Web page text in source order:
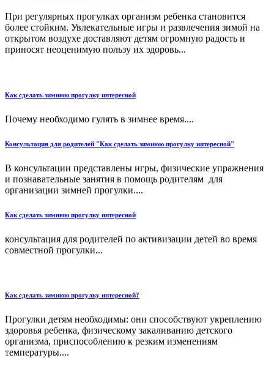
При регулярных прогулках организм ребенка становится
более стойким. Увлекательные игры и развлечения зимой на
открытом воздухе доставляют детям огромную радость и
приносят неоценимую пользу их эдоровь...
Как сделать зимнюю прогулку интересной
Почему необходимо гулять в зимнее время....
Консультация для родителей "Как сделать зимнюю прогулку интересной"
В консультации представлены игры, физические упражнения
и познавательные занятия в помощь родителям для
организации зимней прогулки....
Как сделать зимнюю прогулку интересной
консультация для родителей по активизации детей во время
совместной прогулки...
Как сделать зимнюю прогулку интересной?
Прогулки детям необходимы: они способствуют укреплению
здоровья ребенка, физическому закаливанию детского
организма, приспособлению к резким изменениям
температуры....